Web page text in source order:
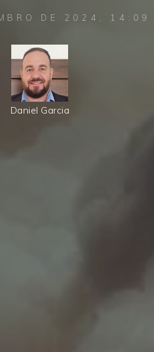
DE 2024, 14:09
Daniel Garcia